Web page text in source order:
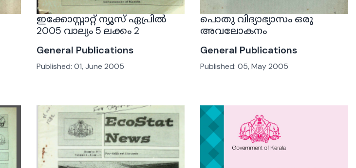
ഇക്കോസ്റ്റാറ്റ് ന്യൂസ് ഏപ്രിൽ
2005 വാല്യം 5 ലക്കം 2
General Publications
Published: 01, June 2005
പൊതു വിദ്യാഭ്യാസം ഒരു
അവലോകനം
General Publications
Published: 05, May 2005